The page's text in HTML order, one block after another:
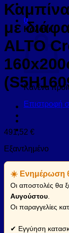
0
Καλάθι
Κανένα
Επιστροφή
με
ALTO
491,52 €
Εξαντλημένο
☀️ Ενημέρωση
Οι αποστολές θα
Αυγούστου
Οι παραγγελίες
✔ Εγγύηση